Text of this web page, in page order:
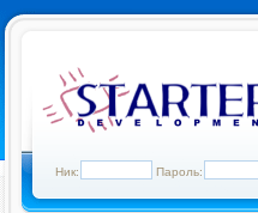
Ник: Пароль: